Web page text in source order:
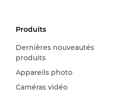
Produits
Dernières nouveautés
produits
Appareils photo
Caméras vidéo